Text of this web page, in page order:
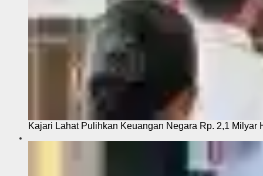
Kajari Lahat Pulihkan Keuangan Negara Rp. 2,1 Milyar